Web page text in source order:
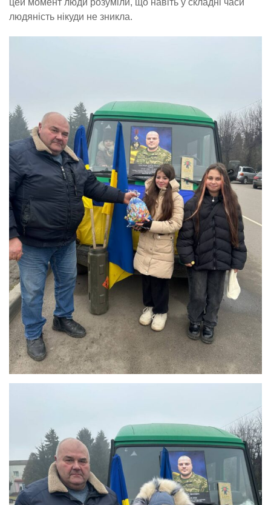
цей момент люди розуміли, що навіть у складні часи
людяність нікуди не зникла.